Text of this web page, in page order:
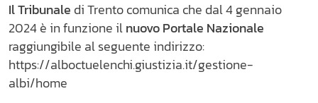
Il Tribunale di Trento comunica che dal 4 gennaio
2024 è in funzione ilnuovo Portale Nazionale
raggiungibile al seguente indirizzo:
https://alboctuelenchi.giustizia.it/gestione-
albi/home